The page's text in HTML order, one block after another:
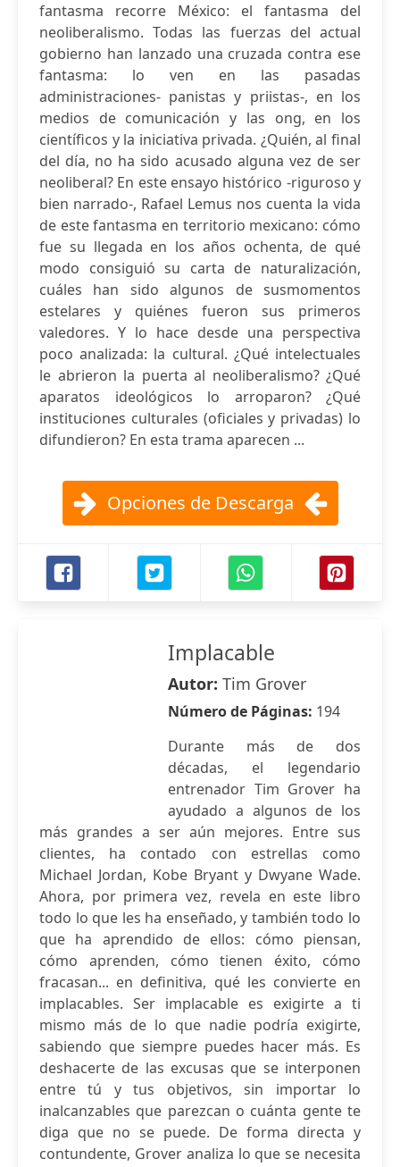
fantasma recorre México: el fantasma del
neoliberalismo. Todas las fuerzas del actual
gobierno han lanzado una cruzada contra ese
fantasma: lo ven en las pasadas
administraciones- panistas y priistas-, en los
medios de comunicación y las ong, en los
científicos y la iniciativa privada. ¿Quién, al final
del día, no ha sido acusado alguna vez de ser
neoliberal? En este ensayo histórico -riguroso y
bien narrado-, Rafael Lemus nos cuenta la vida
de este fantasma en territorio mexicano: cómo
fue su llegada en los años ochenta, de qué
modo consiguió su carta de naturalización,
cuáles han sido algunos de susmomentos
estelares y quiénes fueron sus primeros
valedores. Y lo hace desde una perspectiva
poco analizada: la cultural. ¿Qué intelectuales
le abrieron la puerta al neoliberalismo? ¿Qué
aparatos ideológicos lo arroparon? ¿Qué
instituciones culturales (oficiales y privadas) lo
difundieron? En esta trama aparecen ...
Opciones de Descarga
Implacable
Autor: Tim Grover
Número de Páginas: 194
Durante más de dos
décadas, el legendario
entrenador Tim Grover ha
ayudado a algunos de los
más grandes a ser aún mejores. Entre sus
clientes, ha contado con estrellas como
Michael Jordan, Kobe Bryant y Dwyane Wade.
Ahora, por primera vez, revela en este libro
todo lo que les ha enseñado, y también todo lo
que ha aprendido de ellos: cómo piensan,
cómo aprenden, cómo tienen éxito, cómo
fracasan... en definitiva, qué les convierte en
implacables. Ser implacable es exigirte a ti
mismo más de lo que nadie podría exigirte,
sabiendo que siempre puedes hacer más. Es
deshacerte de las excusas que se interponen
entre tú y tus objetivos, sin importar lo
inalcanzables que parezcan o cuánta gente te
diga que no se puede. De forma directa y
contundente, Grover analiza lo que se necesita